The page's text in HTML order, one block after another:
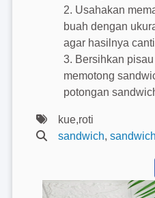
2. Usahakan
buah dengan
agar hasilnya
3. Bersihkan
memotong
potongan
kue,roti
sandwich,